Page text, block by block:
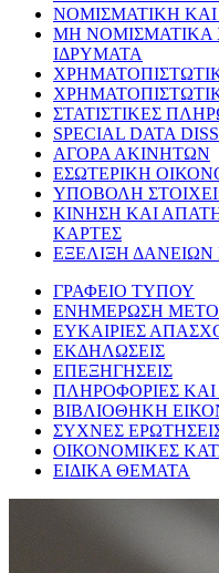
ΝΟΜΙΣΜΑΤΙΚΗ ΚΑΙ
ΜΗ ΝΟΜΙΣΜΑΤΙΚΑ
ΙΔΡΥΜΑΤΑ
ΣΤΑΤΙΣΤΙΚΕΣ
SPECIAL DATA
ΑΓΟΡΑ ΑΚΙΝΗΤΩΝ
ΕΣΩΤΕΡΙΚΗ
ΥΠΟΒΟΛΗ
ΚΙΝΗΣΗ ΚΑΙ
ΚΑΡΤΕΣ
ΕΞΕΛΙΞΗ
ΓΡΑΦΕΙΟ ΤΥΠΟΥ
ΕΝΗΜΕΡΩΣΗ
ΕΥΚΑΙΡΙΕΣ
ΕΚΔΗΛΩΣΕΙΣ
ΕΠΕΞΗΓΗΣΕΙΣ
ΠΛΗΡΟΦΟΡΙΕΣ ΚΑΙ
ΒΙΒΛΙΟΘΗΚΗ
ΣΥΧΝΕΣ
ΟΙΚΟΝΟΜΙΚΕΣ
ΕΙΔΙΚΑ ΘΕΜΑΤΑ